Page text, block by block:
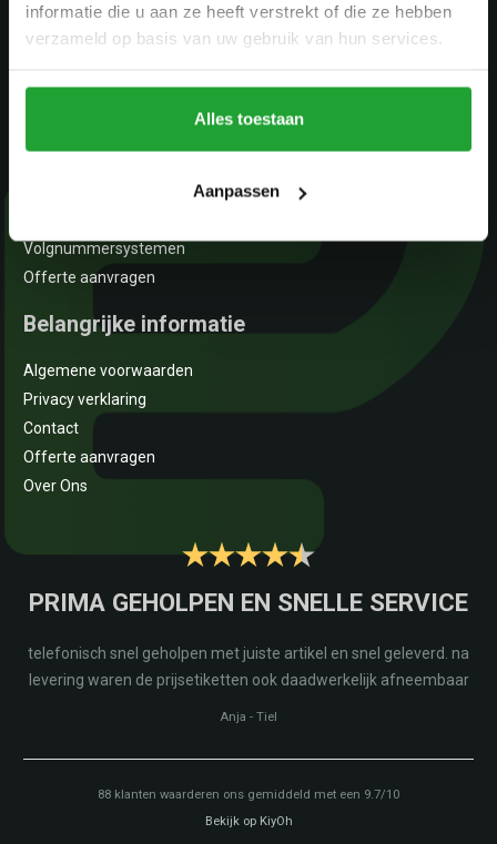
informatie die u aan ze heeft verstrekt of die ze hebben
verzameld op basis van uw gebruik van hun services.
Alles toestaan
Aanpassen
Navigeer
Volgnummersystemen
Offerte aanvragen
Belangrijke informatie
Algemene voorwaarden
Privacy verklaring
Contact
Offerte aanvragen
Over Ons
PRIMA GEHOLPEN EN SNELLE SERVICE
telefonisch snel geholpen met juiste artikel en snel geleverd. na
levering waren de prijsetiketten ook daadwerkelijk afneembaar
Anja - Tiel
88 klanten waarderen ons gemiddeld met een 9.7/10
Bekijk op KiyOh